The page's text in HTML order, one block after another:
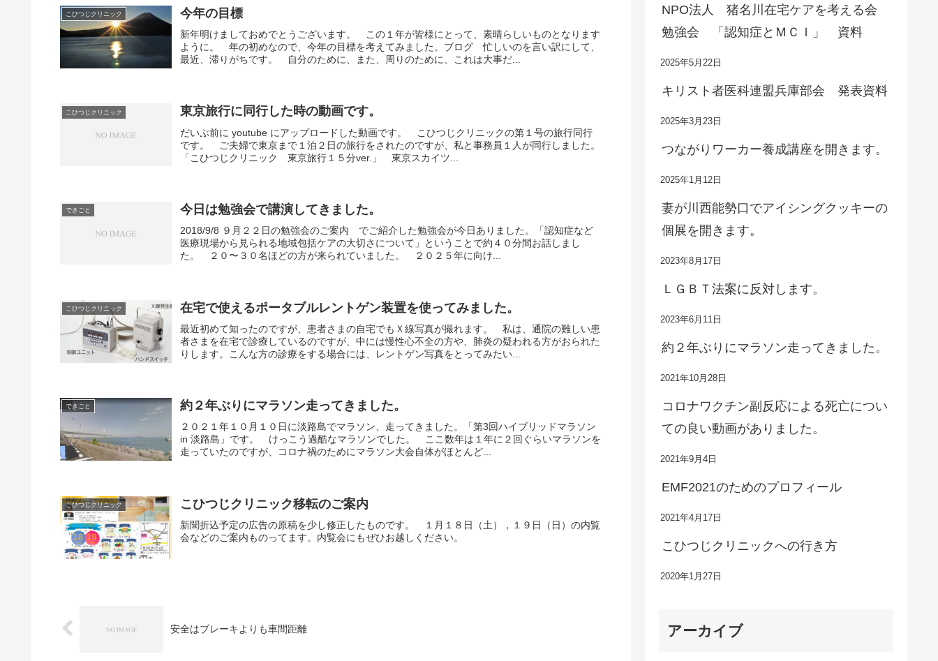
こひつじクリニック 今年の目標
新年明けましておめでとうございます。 この１年が皆様にとって、素晴らしいものとなります
ように。 年の初めなので、今年の目標を考えてみました。ブログ 忙しいのを言い訳にして、
最近、滞りがちです。 自分のために、また、周りのために、これは大事だ...
こひつじクリニック 東京旅行に同行した時の動画です。
だいぶ前に youtube にアップロードした動画です。 こひつじクリニックの第１号の旅行同行
です。 ご夫婦で東京まで１泊２日の旅行をされたのですが、私と事務員１人が同行しました。
「こひつじクリニック 東京旅行１５分ver.」 東京スカイツ...
できごと 今日は勉強会で講演してきました。
2018/9/8 ９月２２日の勉強会のご案内 でご紹介した勉強会が今日ありました。「認知症など
医療現場から見られる地域包括ケアの大切さについて」ということで約４０分間お話しまし
た。 ２０〜３０名ほどの方が来られていました。 ２０２５年に向け...
こひつじクリニック 在宅で使えるポータブルレントゲン装置を使ってみました。
最近初めて知ったのですが、患者さまの自宅でもＸ線写真が撮れます。 私は、通院の難しい患
者さまを在宅で診療しているのですが、中には慢性心不全の方や、肺炎の疑われる方がおられた
りします。こんな方の診療をする場合には、レントゲン写真をとってみたい...
できごと 約２年ぶりにマラソン走ってきました。
２０２１年１０月１０日に淡路島でマラソン、走ってきました。「第3回ハイブリッドマラソン
in 淡路島」です。 けっこう過酷なマラソンでした。 ここ数年は１年に２回ぐらいマラソンを
走っていたのですが、コロナ禍のためにマラソン大会自体がほとんど...
こひつじクリニック こひつじクリニック移転のご案内
新聞折込予定の広告の原稿を少し修正したものです。 １月１８日（土），１９日（日）の内覧
会などのご案内ものってます。内覧会にもぜひお越しください。
安全はブレーキよりも車間距離
NPO法人 猪名川在宅ケアを考える会
勉強会 「認知症とＭＣＩ」 資料
2025年5月22日
キリスト者医科連盟兵庫部会 発表資料
2025年3月23日
つながりワーカー養成講座を開きます。
2025年1月12日
妻が川西能勢口でアイシングクッキーの
個展を開きます。
2023年8月17日
ＬＧＢＴ法案に反対します。
2023年6月11日
約２年ぶりにマラソン走ってきました。
2021年10月28日
コロナワクチン副反応による死亡につい
ての良い動画がありました。
2021年9月4日
EMF2021のためのプロフィール
2021年4月17日
こひつじクリニックへの行き方
2020年1月27日
アーカイブ